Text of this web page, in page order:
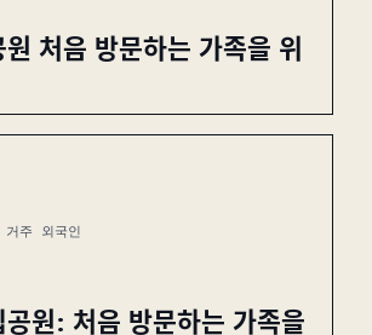
처음 방문하는 가족을 위
거주 외국인
원: 처음 방문하는 가족을